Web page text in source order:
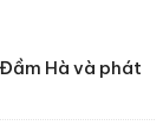
Hà và phát